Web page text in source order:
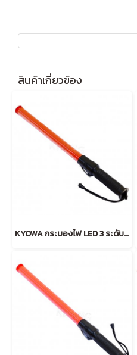
สินค้าเกี่ยวข้อง
KYOWA กระบองไฟ LED 3 ระดับ ลายธรรมดา (RED)